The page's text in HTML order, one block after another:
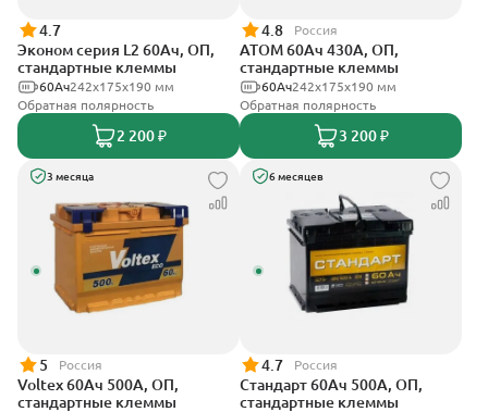
4.7
Эконом серия L2 60Ач, ОП,
стандартные клеммы
242х175х190 мм
60Ач
Обратная полярность
2 200 ₽
4.8 Россия
АТОМ 60Ач 430А, ОП,
стандартные клеммы
242х175х190 мм
60Ач
Обратная полярность
3 200 ₽
3 месяца
5 Россия
Voltex 60Ач 500А, ОП,
стандартные клеммы
6 месяцев
4.7 Россия
Стандарт 60Ач 500А, ОП,
стандартные клеммы